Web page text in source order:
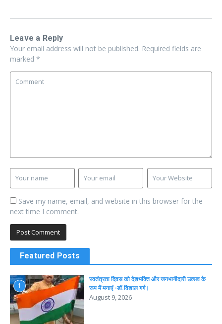
Leave a Reply
Your email address will not be published. Required fields are
marked *
Save my name, email, and website in this browser for the
next time I comment.
Featured Posts
1
स्वतंत्रता दिवस को देशभक्ति और जनभागीदारी उत्सव के
रूप में मनाएं -डॉ.विशाल गर्ग।
August 9, 2026